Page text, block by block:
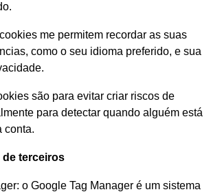
me permitem recordar as suas
como o seu idioma preferido, e sua
são para evitar criar riscos de
para detectar quando alguém está
conta.
de terceiros
o Google Tag Manager é um sistema